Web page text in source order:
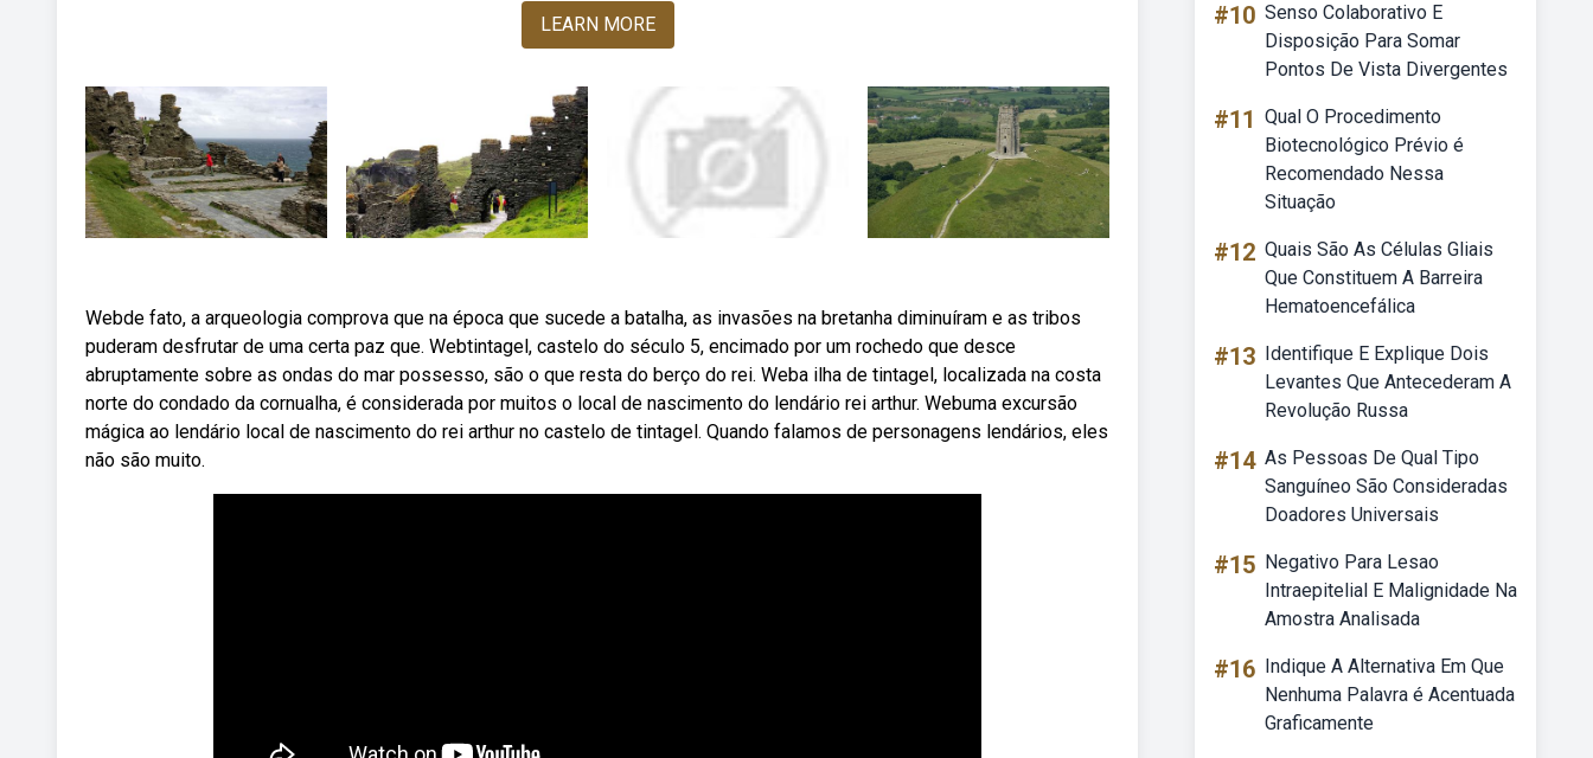
LEARN MORE
Webde fato, a arqueologia comprova que na época que sucede a batalha, as invasões na bretanha diminuíram e as tribos
puderam desfrutar de uma certa paz que. Webtintagel, castelo do século 5, encimado por um rochedo que desce
abruptamente sobre as ondas do mar possesso, são o que resta do berço do rei. Weba ilha de tintagel, localizada na costa
norte do condado da cornualha, é considerada por muitos o local de nascimento do lendário rei arthur. Webuma excursão
mágica ao lendário local de nascimento do rei arthur no castelo de tintagel. Quando falamos de personagens lendários, eles
não são muito.
#10 Senso Colaborativo E
Disposição Para Somar
Pontos De Vista Divergentes
#11 Qual O Procedimento
Biotecnológico Prévio é
Recomendado Nessa
Situação
#12 Quais São As Células Gliais
Que Constituem A Barreira
Hematoencefálica
#13 Identifique E Explique Dois
Levantes Que Antecederam A
Revolução Russa
#14 As Pessoas De Qual Tipo
Sanguíneo São Consideradas
Doadores Universais
#15 Negativo Para Lesao
Intraepitelial E Malignidade Na
Amostra Analisada
#16 Indique A Alternativa Em Que
Nenhuma Palavra é Acentuada
Graficamente